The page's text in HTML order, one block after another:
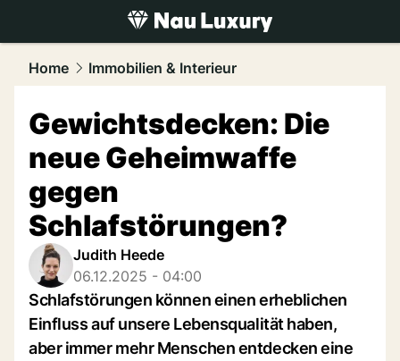
luxury.NAU.ch
Home Immobilien & Interieur
Gewichtsdecken: Die
neue Geheimwaffe
gegen
Schlafstörungen?
Judith Heede
06.12.2025 - 04:00
Schlafstörungen können einen erheblichen
Einfluss auf unsere Lebensqualität haben,
aber immer mehr Menschen entdecken eine